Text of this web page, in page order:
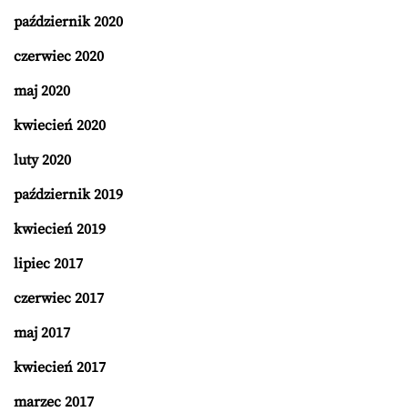
październik 2020
czerwiec 2020
maj 2020
kwiecień 2020
luty 2020
październik 2019
kwiecień 2019
lipiec 2017
czerwiec 2017
maj 2017
kwiecień 2017
marzec 2017